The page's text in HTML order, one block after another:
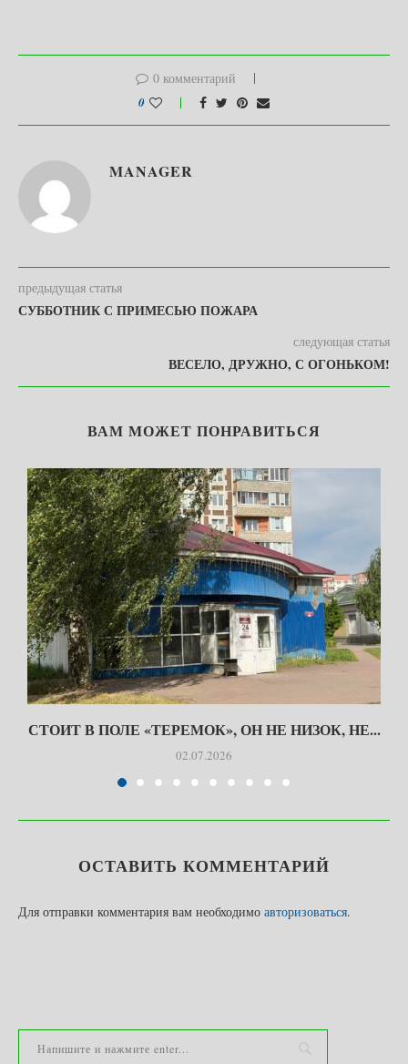
0 комментарий
0
MANAGER
предыдущая статья
СУББОТНИК С ПРИМЕСЬЮ ПОЖАРА
следующая статья
ВЕСЕЛО, ДРУЖНО, С ОГОНЬКОМ!
ВАМ МОЖЕТ ПОНРАВИТЬСЯ
СТОИТ В ПОЛЕ «ТЕРЕМОК», ОН НЕ НИЗОК, НЕ...
02.07.2026
ОСТАВИТЬ КОММЕНТАРИЙ
Для отправки комментария вам необходимо авторизоваться.